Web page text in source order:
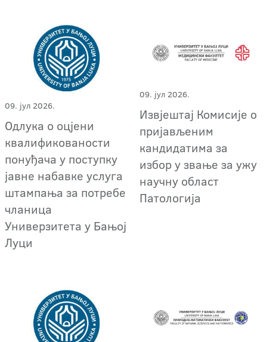
09. јул 2026.
Одлука о оцјени
квалификованости
понуђача у поступку
јавне набавке услуга
штампања за потребе
чланица
Универзитета у Бањој
Луци
09. јул 2026.
Извјештај Комисије о
пријављеним
кандидатима за
избор у звање за ужу
научну област
Патологија